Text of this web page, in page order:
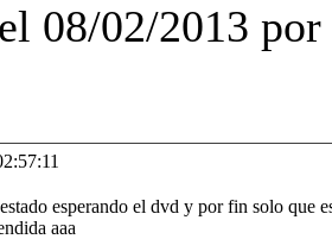
08/02/2013
esperando el dvd y por fin solo que
aaa